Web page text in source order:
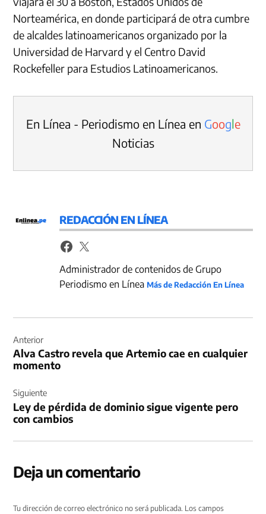
Norteamérica, en donde participará de otra cumbre
de alcaldes latinoamericanos organizado por la
Universidad de Harvard y el Centro David
Rockefeller para Estudios Latinoamericanos.
En Línea - Periodismo en Línea en Google
Noticias
REDACCIÓN EN LÍNEA
Administrador de contenidos de Grupo
Periodismo en LíneaMás de Redacción En Línea
de
entradas
Anterior
Alva Castro revela que Artemio cae en cualquier
momento
Siguiente
Ley de pérdida de dominio sigue vigente pero
con cambios
Deja un comentario
Tu dirección de correo electrónico no será publicada. Los campos